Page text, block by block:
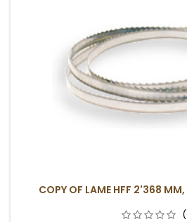
COPY OF LAME HFF 2'368